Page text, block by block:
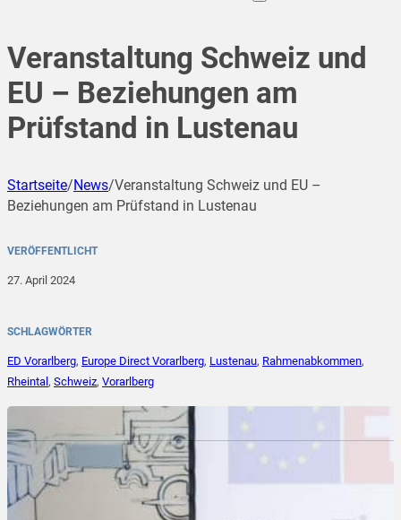
Veranstaltung Schweiz und
EU – Beziehungen am
Prüfstand in Lustenau
Startseite/News/Veranstaltung Schweiz und EU –
Beziehungen am Prüfstand in Lustenau
VERÖFFENTLICHT
27. April 2024
SCHLAGWÖRTER
ED Vorarlberg, Europe Direct Vorarlberg, Lustenau, Rahmenabkommen,
Rheintal , Schweiz, Vorarlberg